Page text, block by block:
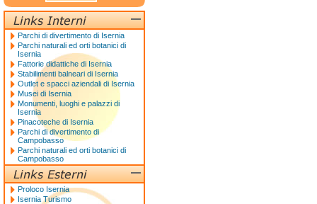
Parchi di divertimento di Isernia
Parchi naturali ed orti botanici di
Isernia
Fattorie didattiche di Isernia
Stabilimenti balneari di Isernia
Outlet e spacci aziendali di Isernia
Musei di Isernia
Monumenti, luoghi e palazzi di
Isernia
Pinacoteche di Isernia
Parchi di divertimento di
Campobasso
Parchi naturali ed orti botanici di
Campobasso
Proloco Isernia
Isernia Turismo